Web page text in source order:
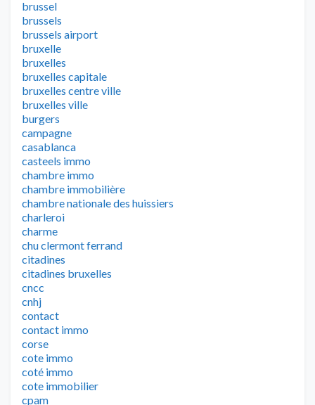
brussel
brussels
brussels airport
bruxelle
bruxelles
bruxelles capitale
bruxelles centre ville
bruxelles ville
burgers
campagne
casablanca
casteels immo
chambre immo
chambre immobilière
chambre nationale des huissiers
charleroi
charme
chu clermont ferrand
citadines
citadines bruxelles
cncc
cnhj
contact
contact immo
corse
cote immo
coté immo
cote immobilier
cpam